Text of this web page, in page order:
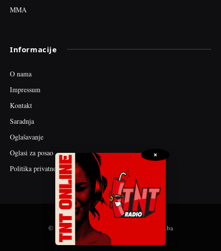
MMA
Informacije
O nama
Impressum
Kontakt
Saradnja
Oglašavanje
Oglasi za posao
Politika privatnosti
© 2026 web dizajn i seo optimizacija by tnt.ba
×